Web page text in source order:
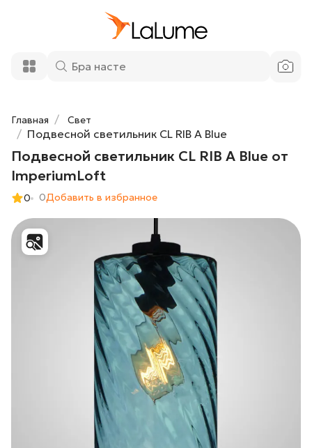
Главная Свет
Подвесной светильник CL RIB A Blue
Подвесной светильник CL RIB A Blue от
ImperiumLoft
0 0Добавить в избранное
Blue от ImperiumLoft